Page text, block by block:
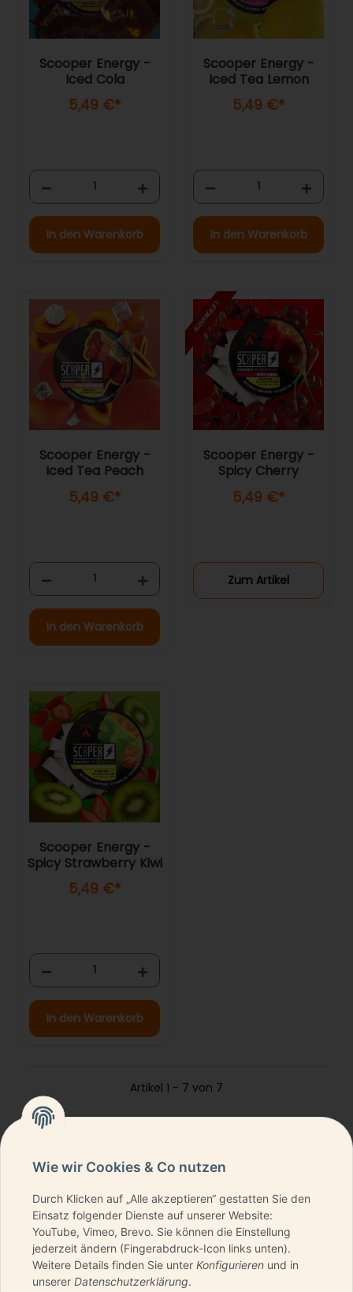
Scooper Energy -
Iced Cola
5,49 €*
In den Warenkorb
Scooper Energy -
Iced Tea Lemon
5,49 €*
In den Warenkorb
Scooper Energy -
Iced Tea Peach
5,49 €*
In den Warenkorb
AUSVERKAUFT
Scooper Energy -
Spicy Cherry
5,49 €*
Zum Artikel
Scooper Energy -
Spicy Strawberry Kiwi
5,49 €*
In den Warenkorb
Artikel 1 - 7 von 7
NEWSLETTER ABONNIEREN & KEINE DEALS
VERPASSEN
Wie wir Cookies & Co nutzen
Durch Klicken auf „Alle akzeptieren“ gestatten Sie den
Einsatz folgender Dienste auf unserer Website:
YouTube, Vimeo, Brevo. Sie können die Einstellung
jederzeit ändern (Fingerabdruck-Icon links unten).
Weitere Details finden Sie unter Konfigurieren und in
unserer Datenschutzerklärung.